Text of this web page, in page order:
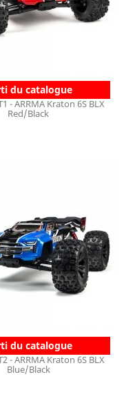
du catalogue
- ARRMA Kraton 6S BLX
Red/Black
du catalogue
- ARRMA Kraton 6S BLX
Blue/Black